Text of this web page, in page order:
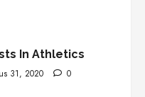
In Athletics
31, 2020 0